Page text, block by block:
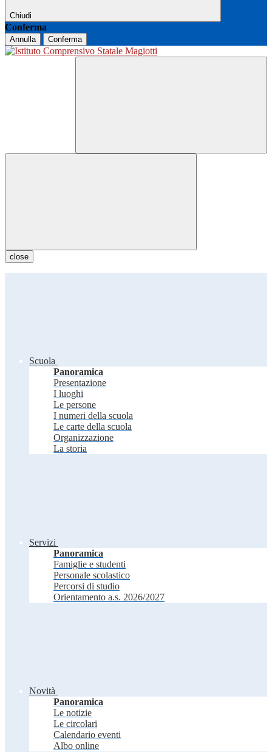
Chiudi
Conferma
Annulla Conferma
close
Scuola
Panoramica
Presentazione
I luoghi
Le persone
I numeri della scuola
Le carte della scuola
Organizzazione
La storia
Servizi
Panoramica
Famiglie e studenti
Personale scolastico
Percorsi di studio
Orientamento a.s. 2026/2027
Novità
Panoramica
Le notizie
Le circolari
Calendario eventi
Albo online